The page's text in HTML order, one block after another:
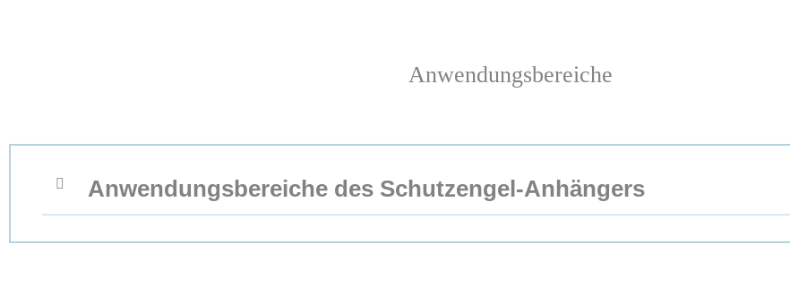
Anwendungsbereiche
Anwendungsbereiche des Schutzengel-Anhängers